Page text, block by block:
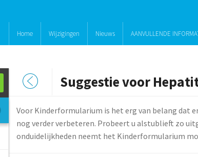
Home Wijzigingen Nieuws AANVULLENDE
Suggestie voor
Voor Kinderformularium is het erg van belang dat
nog verder verbeteren. Probeert u alstublieft zo
onduidelijkheden neemt het Kinderformularium